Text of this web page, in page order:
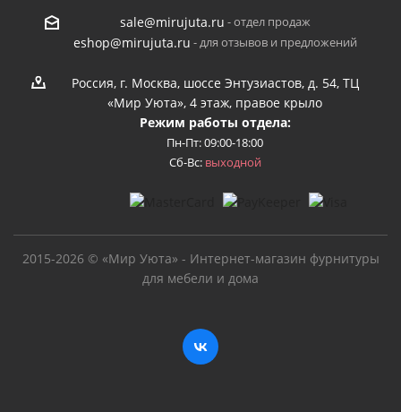
sale@mirujuta.ru - отдел продаж
eshop@mirujuta.ru - для отзывов и предложений
Россия, г. Москва, шоссе Энтузиастов, д. 54, ТЦ
«Мир Уюта», 4 этаж, правое крыло
Режим работы отдела:
Пн-Пт: 09:00-18:00
Сб-Вс: выходной
2015-2026 © «Мир Уюта» - Интернет-магазин фурнитуры
для мебели и дома